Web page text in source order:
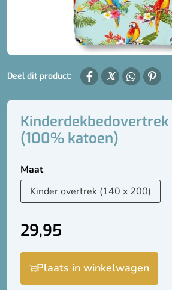
Deel dit product:
Kinderdekbedovertrek
(100% katoen)
Maat
29,95
Plaats in winkelwagen